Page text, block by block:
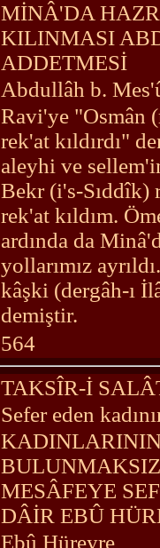
MİNÂ'DA
KILINMASI
ADDETMESİ
Abdullâh b.
Ravi'ye "Osmân
rek'at kıldırdı"
aleyhi ve
Bekr (i's-Sıddîk)
rek'at kıldım.
ardında da
yollarımız
kâşki (dergâh-ı
demiştir.
564
TAKSÎR-İ
Sefer eden
MESÂFEYE
DÂİR EBÛ
Ebû Hüreyre